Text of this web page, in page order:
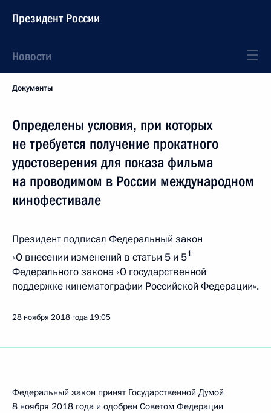
Президент России
Новости
Документы
Определены условия, при которых
не требуется получение прокатного
удостоверения для показа фильма
на проводимом в России международном
кинофестивале
Президент подписал Федеральный закон
«О внесении изменений в статьи 5 и 51
Федерального закона «О государственной
поддержке кинематографии Российской Федерации».
28 ноября 2018 года 19:05
Федеральный закон принят Государственной Думой
8 ноября 2018 года и одобрен Советом Федерации